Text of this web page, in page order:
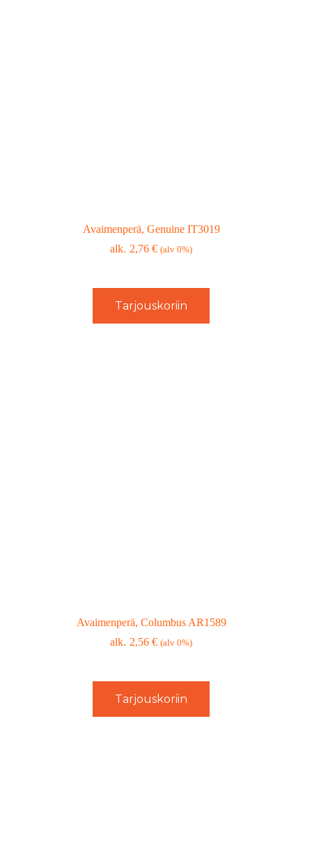
Avaimenperä, Genuine IT3019
2,76€ (alv 0%)
Tarjouskoriin
Avaimenperä, Columbus AR1589
2,56€ (alv 0%)
Tarjouskoriin